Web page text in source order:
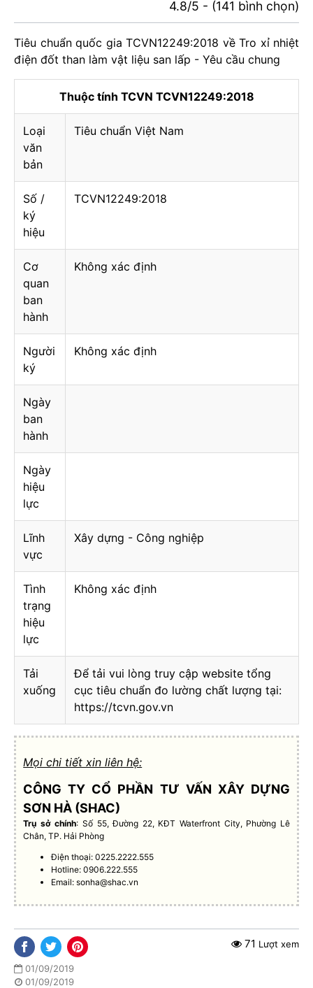
4.8/5 - (141 bình chọn)
Tiêu chuẩn quốc gia TCVN12249:2018 về Tro xỉ nhiệt
điện đốt than làm vật liệu san lấp - Yêu cầu chung
Thuộc tính TCVN TCVN12249:2018
Loại
văn
bản
Tiêu chuẩn Việt Nam
Số /
ký
hiệu
TCVN12249:2018
Cơ
quan
ban
hành
Không xác định
Người
ký
Không xác định
Ngày
ban
hành
Ngày
hiệu
lực
Lĩnh
vực
Xây dựng - Công nghiệp
Tình
trạng
hiệu
lực
Không xác định
Tải
xuống
Để tải vui lòng truy cập website tổng
cục tiêu chuẩn đo lường chất lượng tại:
https://tcvn.gov.vn
Mọi chi tiết xin liên hệ:
CÔNG TY CỔ PHẦN TƯ VẤN XÂY DỰNG
SƠN HÀ (SHAC)
Trụ sở chính: Số 55, Đường 22, KĐT Waterfront City, Phường Lê
Chân, TP. Hải Phòng
Điện thoại: 0225.2222.555
Hotline: 0906.222.555
Email:sonha@shac.vn
01/09/2019
01/09/2019
71 Lượt xem